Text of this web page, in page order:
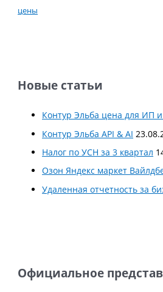
цены
Новые статьи
Контур Эльба цена для ИП
Контур Эльба API & AI
Налог по УСН за 3 квартал
Озон Яндекс маркет
Удаленная отчетность за
Официальное